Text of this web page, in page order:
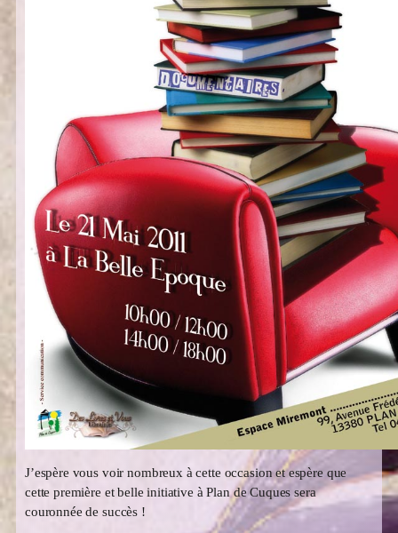
J’espère vous voir nombreux à cette occasion et espère que
cette première et belle initiative à Plan de Cuques sera
couronnée de succès !